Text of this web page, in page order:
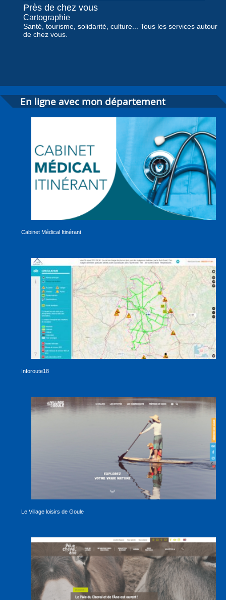
Près de chez vous
Cartographie
Santé, tourisme, solidarité, culture... Tous les services autour
de chez vous.
En ligne avec mon département
Cabinet Médical Itinérant
Inforoute18
Le Village loisirs de Goule